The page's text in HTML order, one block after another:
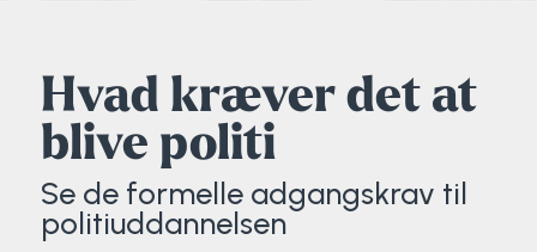
Hvad kræver det at
blive politi
Se de formelle adgangskrav til
politiuddannelsen
Brochure
Priser
Fodbold
Friluftsliv
Futsal
Sportsmassør
Strik og Hækling
Udekøkken
Politi-teori
Ro på
Sportspsykologi
Sportsmassør
Træner- og lederakademi
Skitur til Norge
Surf i Marokko
Peter Fuglsang
Thomas Skovgaard
Trine Rask-Nielsen